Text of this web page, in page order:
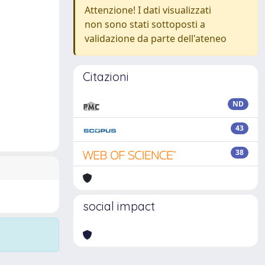
Attenzione! I dati visualizzati
non sono stati sottoposti a
validazione da parte dell'ateneo
Citazioni
ND
43
38
social impact